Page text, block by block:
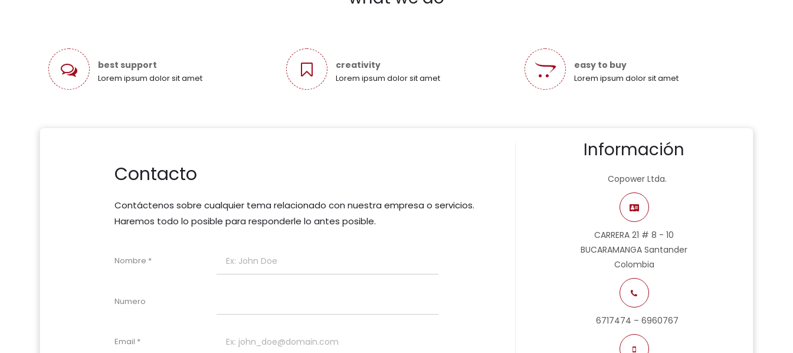
best support
Lorem ipsum dolor sit amet
creativity
Lorem ipsum dolor sit amet
easy to buy
Lorem ipsum dolor sit amet
Contacto
Contáctenos sobre cualquier tema relacionado con nuestra empresa o servicios.
Haremos todo lo posible para responderle lo antes posible.
Nombre
Numero
Email
Información
Copower Ltda.
CARRERA 21 # 8 - 10
BUCARAMANGA Santander
Colombia
6717474 – 6960767